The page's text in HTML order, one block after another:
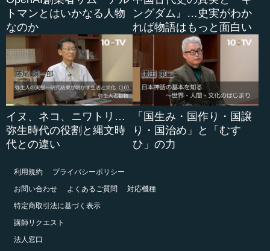
トマンとはいかなる人物
なのか
ングダム』…史実がわか
れば物語はもっと面白い
イヌ、ネコ、ニワトリ…
弥生時代の役割と縄文時
代との違い
「国生み・国作り・国譲
り・国治め」と「むす
ひ」の力
利用規約
プライバシーポリシー
お問い合わせ
よくあるご質問
対応機種
特定商取引法に基づく表示
講師リクエスト
法人窓口